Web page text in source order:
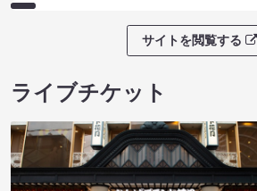
サイトを閲覧する
ライブチケット